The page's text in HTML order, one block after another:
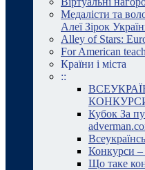
Медалісти та
Алеї Зірок
Alley of Stars:
For American
Країни і міста
::
Кубок За
Конкурси –
Що таке